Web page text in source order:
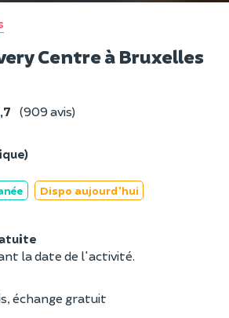
Centre à Bruxelles
(909 avis)
Dispo aujourd'hui
la date de l'activité.
échange gratuit